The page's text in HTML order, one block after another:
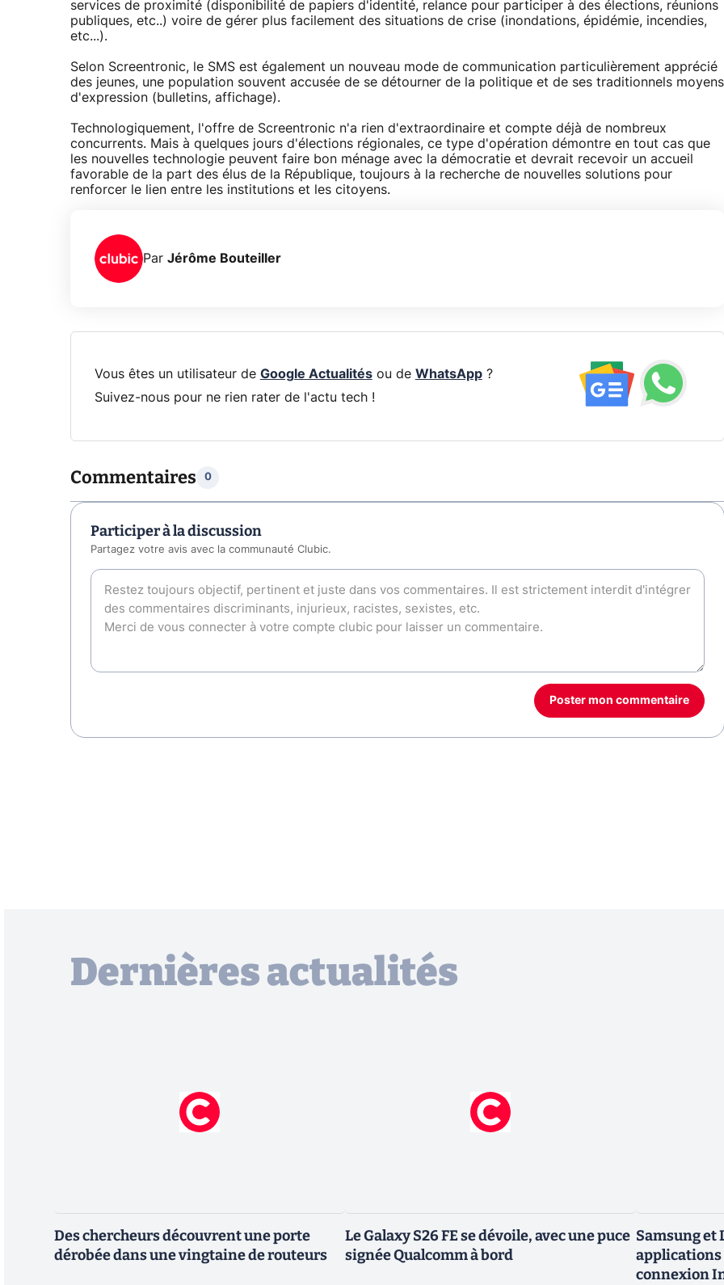
services de proximité (disponibilité de papiers d'identité, relance pour participer à des élections, réunions
publiques, etc..) voire de gérer plus facilement des situations de crise (inondations, épidémie, incendies,
etc...).
Selon Screentronic, le SMS est également un nouveau mode de communication particulièrement apprécié
des jeunes, une population souvent accusée de se détourner de la politique et de ses traditionnels moyens
d'expression (bulletins, affichage).
Technologiquement, l'offre de Screentronic n'a rien d'extraordinaire et compte déjà de nombreux
concurrents. Mais à quelques jours d'élections régionales, ce type d'opération démontre en tout cas que
les nouvelles technologie peuvent faire bon ménage avec la démocratie et devrait recevoir un accueil
favorable de la part des élus de la République, toujours à la recherche de nouvelles solutions pour
renforcer le lien entre les institutions et les citoyens.
Par Jérôme Bouteiller
Vous êtes un utilisateur de Google Actualitésou de WhatsApp?
Suivez-nous pour ne rien rater de l'actu tech !
Commentaires 0
Participer à la discussion
Partagez votre avis avec la communauté Clubic.
Poster mon commentaire
Dernières actualités
Des chercheurs découvrent une porte
dérobée dans une vingtaine de routeurs
Le Galaxy S26 FE se dévoile, avec une puce
signée Qualcomm à bord
Samsung et
applications
connexion